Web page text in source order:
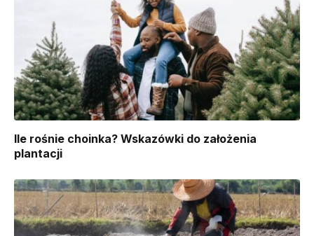
Ile rośnie choinka? Wskazówki do założenia
plantacji